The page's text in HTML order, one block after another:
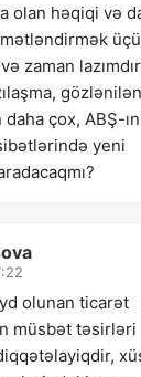
olan həqiqi və
zaman
gözlənilən
daha çox, ABŞ-
yeni
olunan ticarət
müsbət təsirləri